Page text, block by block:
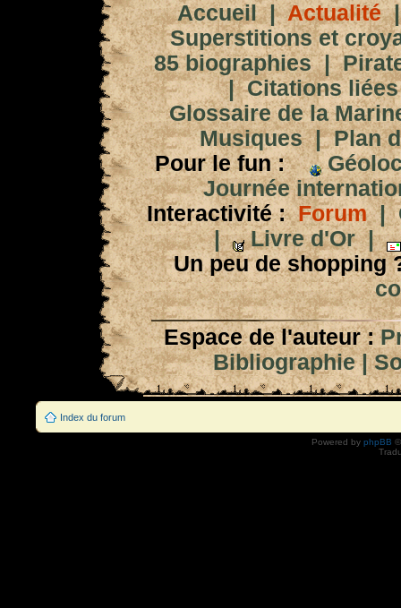
Accueil|Actualité
Superstitions et
85 biographies|
|Citations
Glossaire de la
Musiques|Plan
Pour le fun :
Journée
Interactivité : Forum|
|
Livre d'Or|
Un peu de shopping
Espace de l'auteur :
Bibliographie|
Index du forum
Powered by phpBB